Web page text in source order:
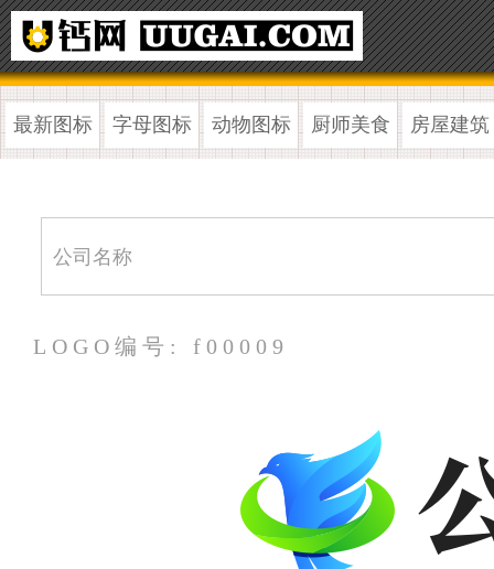
最新图标 字母图标 动物图标 厨师美食 房屋建筑
LOGO编号: f00009